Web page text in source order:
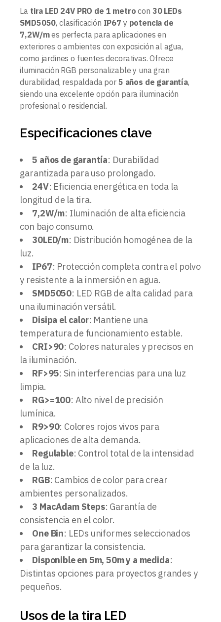
La tira LED 24V PRO de 1 metro con 30 LEDs
SMD5050, clasificación IP67 y potencia de
7,2W/mes perfecta para aplicaciones en
exteriores o ambientes con exposición al agua,
como jardines o fuentes decorativas. Ofrece
iluminación RGB personalizable y una gran
durabilidad, respaldada por 5 años de garantía,
siendo una excelente opción para iluminación
profesional o residencial.
Especificaciones clave
5 años de garantía: Durabilidad
garantizada para uso prolongado.
24V: Eficiencia energética en toda la
longitud de la tira.
7,2W/m: Iluminación de alta eficiencia
con bajo consumo.
30LED/m: Distribución homogénea de la
luz.
IP67: Protección completa contra el polvo
y resistente a la inmersión en agua.
SMD5050: LED RGB de alta calidad para
una iluminación versátil.
Disipa el calor: Mantiene una
temperatura de funcionamiento estable.
CRI>90: Colores naturales y precisos en
la iluminación.
RF>95: Sin interferencias para una luz
limpia.
RG>=100: Alto nivel de precisión
lumínica.
R9>90: Colores rojos vivos para
aplicaciones de alta demanda.
Regulable: Control total de la intensidad
de la luz.
RGB: Cambios de color para crear
ambientes personalizados.
3 MacAdam Steps: Garantía de
consistencia en el color.
One Bin: LEDs uniformes seleccionados
para garantizar la consistencia.
Disponible en 5m, 50m y a medida:
Distintas opciones para proyectos grandes y
pequeños.
Usos de la tira LED